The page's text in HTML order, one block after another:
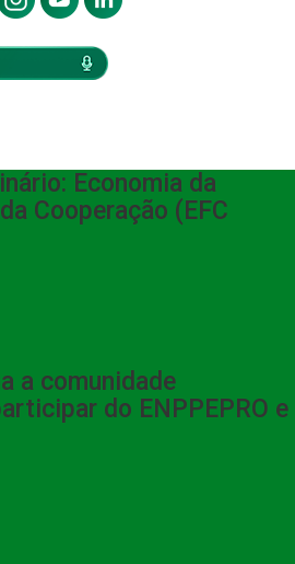
Economia da
Cooperação (EFC
a comunidade
do ENPPEPRO e